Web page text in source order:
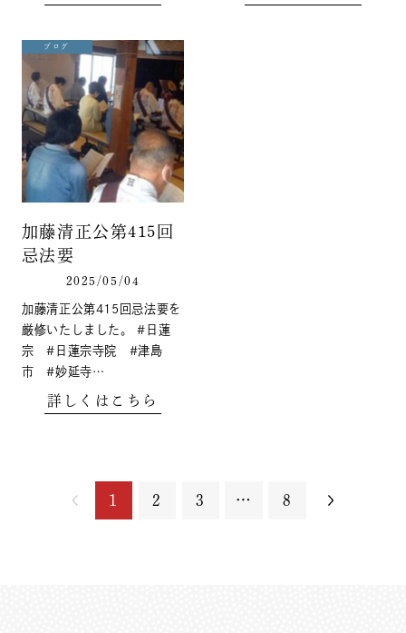
ブログ
加藤清正公第415回
忌法要
2025/05/04
加藤清正公第415回忌法要を
厳修いたしました。 #日蓮
宗 #日蓮宗寺院 #津島
市 #妙延寺…
詳しくはこちら
1 2 3 … 8